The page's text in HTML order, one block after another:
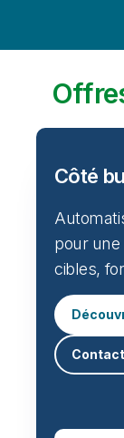
Côté
pour
cibles,